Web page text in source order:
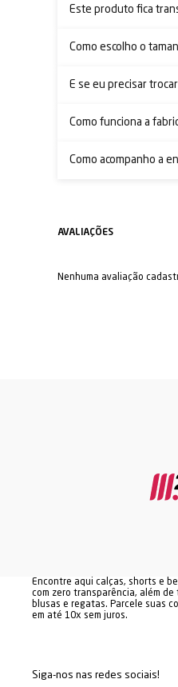
Este produto fica
Como escolho o
E se eu precisar
Como funciona a
Como acompanho a
Nenhuma avaliação
Encontre aqui calças, shorts e
com zero transparência, além de
blusas e regatas. Parcele suas
em até 10x sem juros.
Siga-nos nas redes sociais!